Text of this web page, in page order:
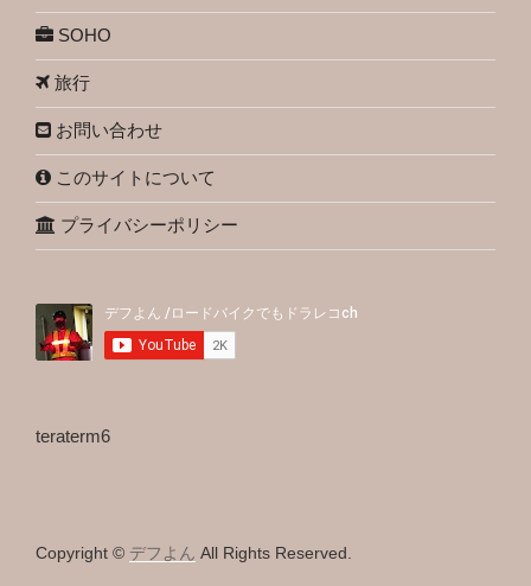
SOHO
旅行
お問い合わせ
このサイトについて
プライバシーポリシー
teraterm6
Copyright © デフよん All Rights Reserved.